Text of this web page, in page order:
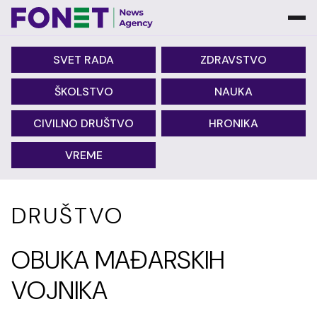
SVET RADA ZDRAVSTVO
ŠKOLSTVO NAUKA
CIVILNO DRUŠTVO HRONIKA
VREME
DRUŠTVO
OBUKA MAĐARSKIH
VOJNIKA